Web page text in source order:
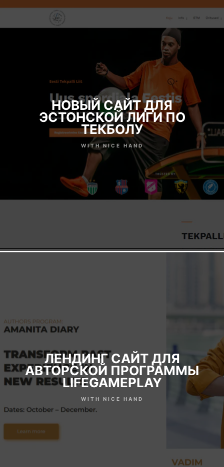
НОВЫЙ САЙТ ДЛЯ
ЭСТОНСКОЙ ЛИГИ ПО
ТЕКБОЛУ
WITH NICE HAND
ЛЕНДИНГ САЙТ ДЛЯ
АВТОРСКОЙ ПРОГРАММЫ
LIFEGAMEPLAY
WITH NICE HAND